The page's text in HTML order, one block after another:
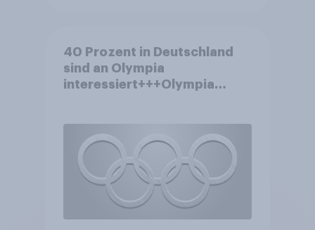
40 Prozent in Deutschland
sind an Olympia
interessiert+++Olympia
Ausrüstung+++Umsatz
rückläufig